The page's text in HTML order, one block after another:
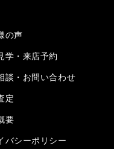
の声
学・来店予約
談・お問い合わせ
定
要
バシーポリシー